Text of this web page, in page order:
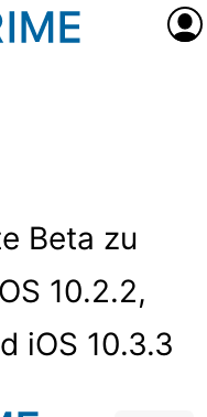
Beta zu
10.2.2,
iOS 10.3.3